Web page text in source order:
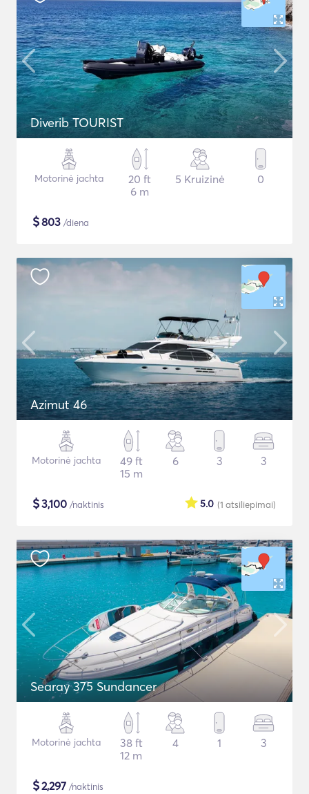
Diverib TOURIST
Motorinė jachta
20 ft
6 m
5 Kruizinė 0
$803 /diena
Azimut 46
Motorinė jachta
49 ft
15 m
6 3 3
$3,100 /naktinis (1 atsiliepimai)
5.0
Searay 375 Sundancer
Motorinė jachta
38 ft
12 m
4 1 3
$2,297 /naktinis